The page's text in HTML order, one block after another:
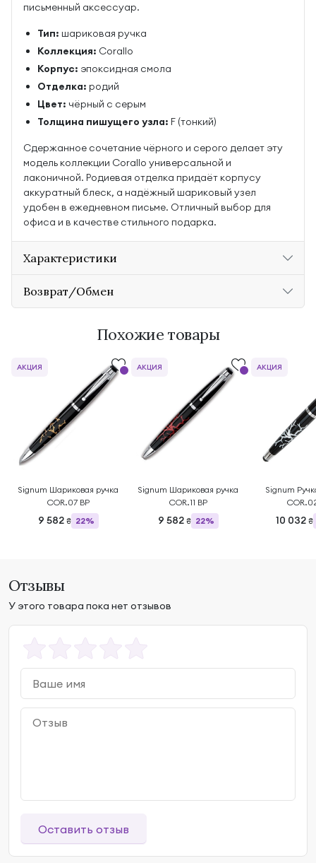
письменный аксессуар.
Тип: шариковая ручка
Коллекция: Corallo
Корпус: эпоксидная смола
Отделка: родий
Цвет: чёрный с серым
Толщина пишущего узла: F (тонкий)
Сдержанное сочетание чёрного и серого делает эту
модель коллекции Corallo универсальной и
лаконичной. Родиевая отделка придаёт корпусу
аккуратный блеск, а надёжный шариковый узел
удобен в ежедневном письме. Отличный выбор для
офиса и в качестве стильного подарка.
Характеристики
Возврат/Обмен
Похожие товары
Signum Шариковая ручка
COR.07 BP
9 582 ₴ 22%
АКЦИЯ
Signum Шариковая ручка
COR.11 BP
9 582 ₴ 22%
АКЦИЯ
Signum
10 032 ₴
АКЦИЯ
Отзывы
У этого товара пока нет отзывов
Оставить отзыв